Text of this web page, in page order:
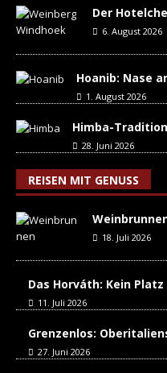
Der
6. August 2026
Hoanib: Nase
1. August 2026
Himba-
28. Juni 2026
REISEN MIT GENUSS
18. Juli 2026
Das Horváth: Kein
11. Juli 2026
Grenzenlos:
27. Juni 2026